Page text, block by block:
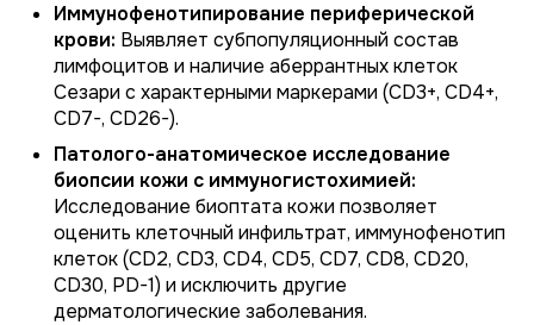
Иммунофенотипирование периферической
крови: Выявляет субпопуляционный состав
лимфоцитов и наличие аберрантных клеток
Сезари с характерными маркерами (CD3+, CD4+,
CD7-, CD26-).
Патолого-анатомическое исследование
биопсии кожи с иммуногистохимией:
Исследование биоптата кожи позволяет
оценить клеточный инфильтрат, иммунофенотип
клеток (CD2, CD3, CD4, CD5, CD7, CD8, CD20,
CD30, PD-1) и исключить другие
дерматологические заболевания.